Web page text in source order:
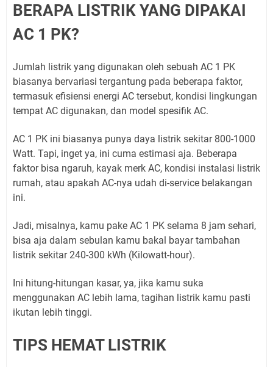
BERAPA LISTRIK YANG DIPAKAI
AC 1 PK?
Jumlah listrik yang digunakan oleh sebuah AC 1 PK
biasanya bervariasi tergantung pada beberapa faktor,
termasuk efisiensi energi AC tersebut, kondisi lingkungan
tempat AC digunakan, dan model spesifik AC.
AC 1 PK ini biasanya punya daya listrik sekitar 800-1000
Watt. Tapi, inget ya, ini cuma estimasi aja. Beberapa
faktor bisa ngaruh, kayak merk AC, kondisi instalasi listrik
rumah, atau apakah AC-nya udah di-service belakangan
ini.
Jadi, misalnya, kamu pake AC 1 PK selama 8 jam sehari,
bisa aja dalam sebulan kamu bakal bayar tambahan
listrik sekitar 240-300 kWh (Kilowatt-hour).
Ini hitung-hitungan kasar, ya, jika kamu suka
menggunakan AC lebih lama, tagihan listrik kamu pasti
ikutan lebih tinggi.
TIPS HEMAT LISTRIK